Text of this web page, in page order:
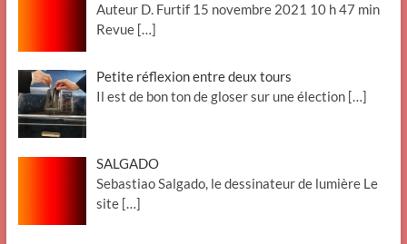
Auteur D. Furtif 15 novembre 2021 10 h 47 min
Revue […]
Petite réflexion entre deux tours
Il est de bon ton de gloser sur une élection […]
SALGADO
Sebastiao Salgado, le dessinateur de lumière Le
site […]